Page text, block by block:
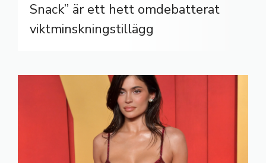
Snack” är ett hett omdebatterat
viktminskningstillägg